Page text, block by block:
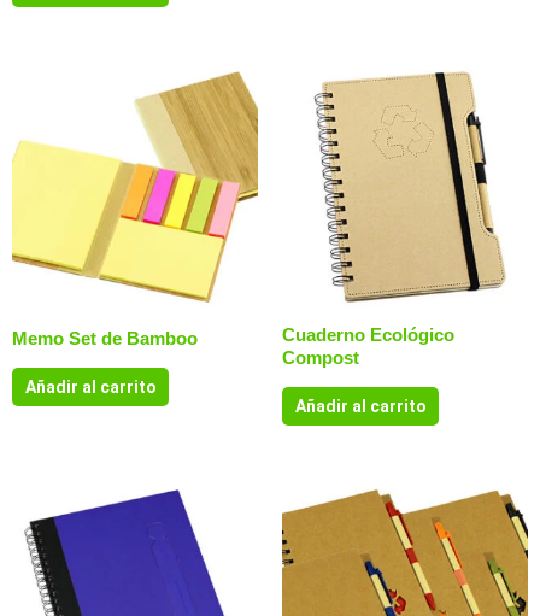
Memo Set de Bamboo
Añadir al carrito
Cuaderno Ecológico
Compost
Añadir al carrito